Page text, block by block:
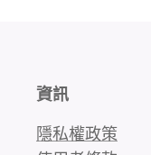
資訊
隱私權政策